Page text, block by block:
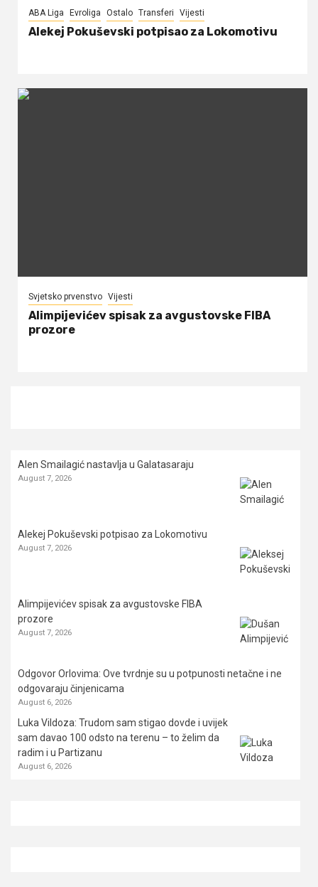
ABA Liga Evroliga Ostalo Transferi Vijesti
Alekej Pokuševski potpisao za Lokomotivu
Svjetsko prvenstvo Vijesti
Alimpijevićev spisak za avgustovske FIBA
prozore
Alen Smailagić nastavlja u Galatasaraju
August 7, 2026
Alekej Pokuševski potpisao za Lokomotivu
August 7, 2026
Alimpijevićev spisak za avgustovske FIBA
prozore
August 7, 2026
Odgovor Orlovima: ​Ove tvrdnje su u potpunosti netačne i ne
odgovaraju činjenicama
August 6, 2026
Luka Vildoza: Trudom sam stigao dovde i uvijek
sam davao 100 odsto na terenu – to želim da
radim i u Partizanu
August 6, 2026